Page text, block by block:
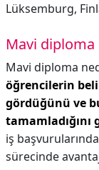
Lüksemburg,
Mavi
Mavi diploma
öğrencilerin
gördüğünü ve
tamamladığını
iş
sürecinde